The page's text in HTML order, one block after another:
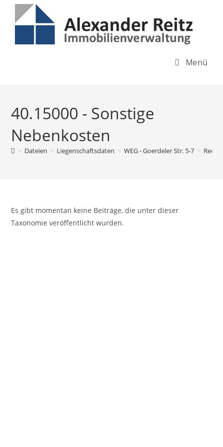
springen
Inhalt
Menü
40.15000 - Sonstige
Nebenkosten
> Dateien > Liegenschaftsdaten > WEG - Goerdeler Str. 5-7 >
Es gibt momentan keine Beiträge, die unter dieser
Taxonomie veröffentlicht wurden.